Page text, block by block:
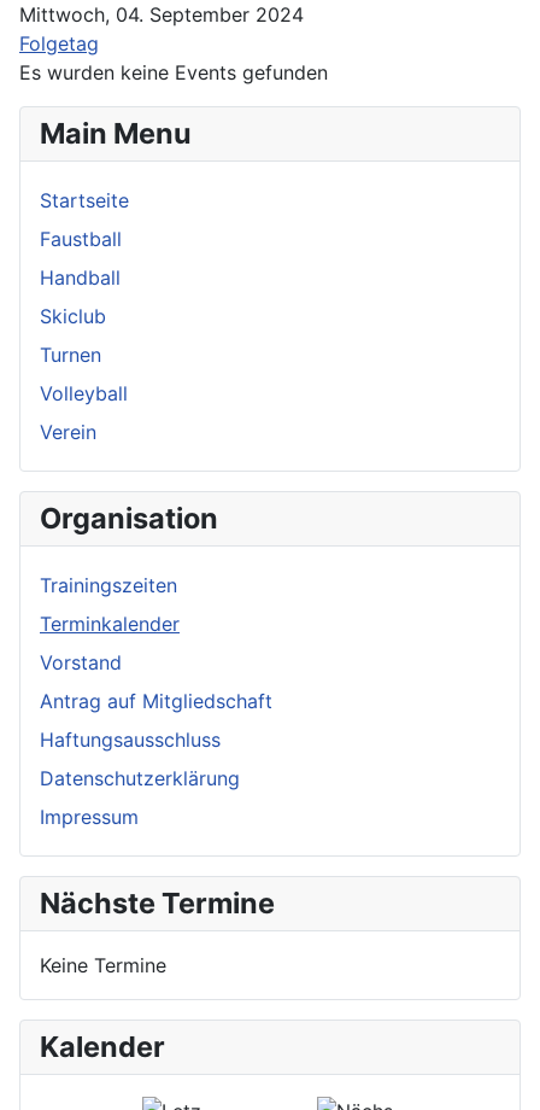
Mittwoch, 04. September 2024
Folgetag
Es wurden keine Events gefunden
Main Menu
Startseite
Faustball
Handball
Skiclub
Turnen
Volleyball
Verein
Organisation
Trainingszeiten
Terminkalender
Vorstand
Antrag auf Mitgliedschaft
Haftungsausschluss
Datenschutzerklärung
Impressum
Nächste Termine
Keine Termine
Kalender